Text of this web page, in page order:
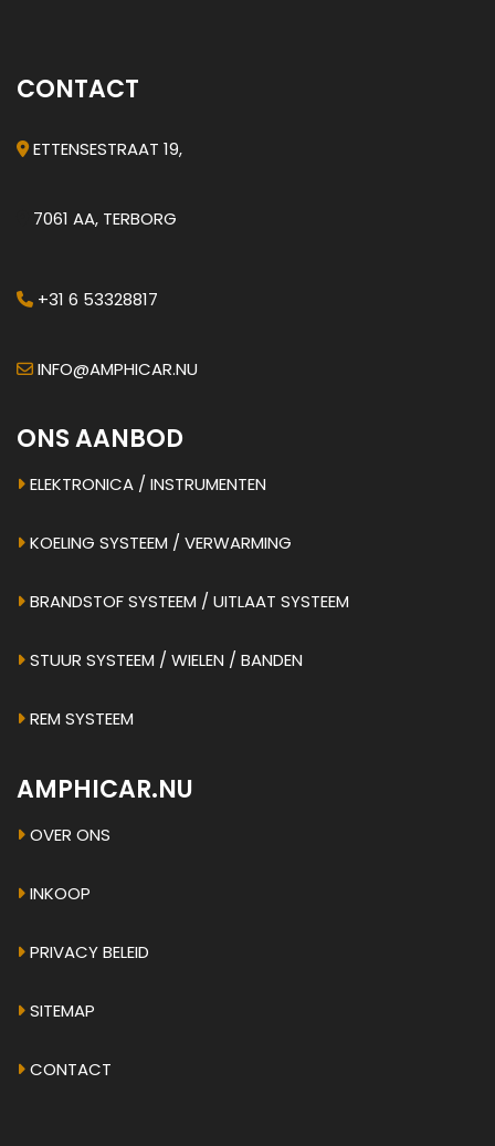
CONTACT
ETTENSESTRAAT 19,
7061 AA, TERBORG
+31 6 53328817
INFO@AMPHICAR.NU
ONS AANBOD
ELEKTRONICA / INSTRUMENTEN
KOELING SYSTEEM / VERWARMING
BRANDSTOF SYSTEEM / UITLAAT SYSTEEM
STUUR SYSTEEM / WIELEN / BANDEN
REM SYSTEEM
AMPHICAR.NU
OVER ONS
INKOOP
PRIVACY BELEID
SITEMAP
CONTACT